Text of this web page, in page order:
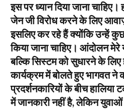
इस पर ध्यान दिया जाना
जेन जी विरोध करने के लिए
इसलिए कर रहे हैं क्योंकि उन्हें
किया जाना चाहिए। आंदोलन
बल्कि सिस्टम को सुधारने के लिए
कार्यक्रम में बोलते हुए भागवत
प्रदर्शनकारियों के बीच हालिया
में जानकारी नहीं है, लेकिन